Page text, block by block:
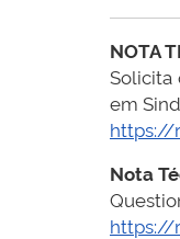
NOTA
Solicita
em
https://
Nota
https://